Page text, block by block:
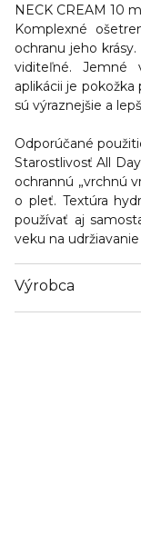
NECK CREAM 10
Komplexné
ochranu jeho
viditeľné. Jemné
aplikácii je
sú výraznejšie a
Odporúčané
Starostlivosť All
ochrannú „vrchnú
o pleť. Textúra
používať aj
veku na
Výrobca